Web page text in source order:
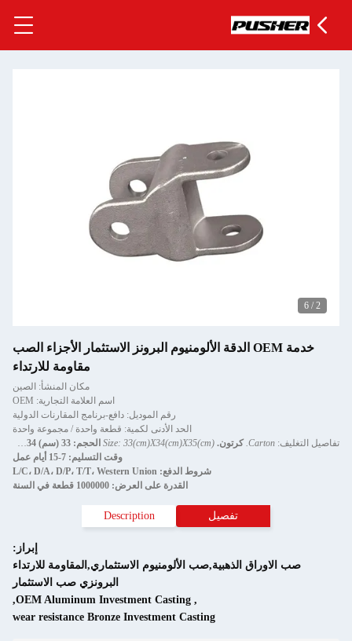
خدمة OEM الدقة الألومنيوم البرونز الاستثمار الأجزاء الصب
مقاومة للارتداء
مكان المنشأ: الصين
اسم العلامة التجارية: OEM
رقم الموديل: دافع-برنامج المقارنات الدولية
الحد الأدنى لكمية: قطعة واحدة / مجموعة واحدة
التغليف:Carton. كرتون. Size: 33(cm)X34(cm)X35(cm) الحجم: 33 (سم) X34 (سم) X35 (سم)
وقت التسليم: 7-15 أيام عمل
شروط الدفع: L/C، D/A، D/P، T/T، Western Union
القدرة على العرض: 1000000 قطعة في السنة
تفصيل Description
صب الاوراق الذهبية,صب الألومنيوم الاستثماري,المقاومة للارتداء
البرونزي صب الاستثمار
OEM Aluminum Investment Casting
,
wear resistance Bronze Investment Casting